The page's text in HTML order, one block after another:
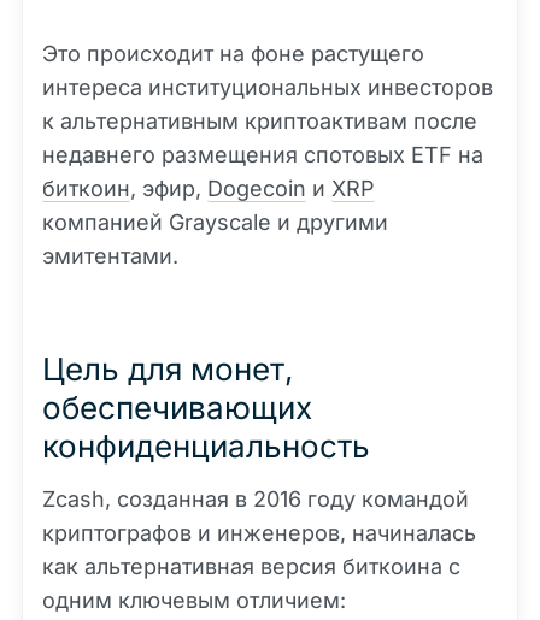
Это происходит на фоне растущего
интереса институциональных инвесторов
к альтернативным криптоактивам после
недавнего размещения спотовых ETF на
биткоин, эфир, Dogecoin и XRP
компанией Grayscale и другими
эмитентами.
Цель для монет,
обеспечивающих
конфиденциальность
Zcash, созданная в 2016 году командой
криптографов и инженеров, начиналась
как альтернативная версия биткоина с
одним ключевым отличием: